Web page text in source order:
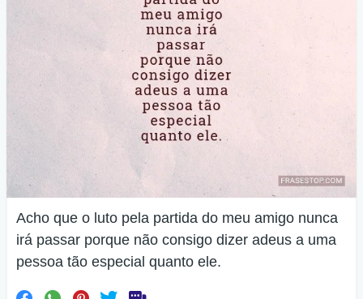
Acho que o luto pela partida do meu amigo nunca
irá passar porque não consigo dizer adeus a uma
pessoa tão especial quanto ele.